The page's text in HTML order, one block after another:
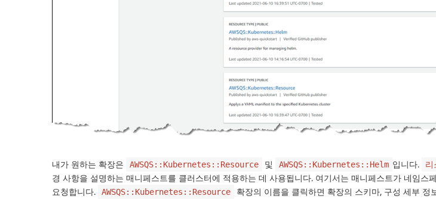
내가 원하는 확장은 AWSQS::Kubernetes::Resource 및 AWSQS::Kubernetes::Helm 입니다. 리
경 사항을 설명하는 매니페스트를 클러스터에 적용하는 데 사용됩니다. 여기서는 매니페스트가 네임스
요청합니다.
AWSQS::Kubernetes::Resource
확장의 이름을 클릭하면 확장의 스키마, 구성 세부 정